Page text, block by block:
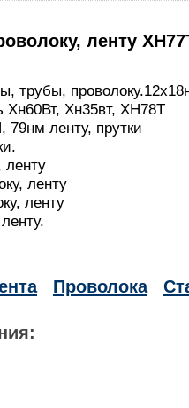
ленту
трубы,
Хн35вт, ХН78Т
ленту, прутки
ленту
ленту
ленту
Проволока